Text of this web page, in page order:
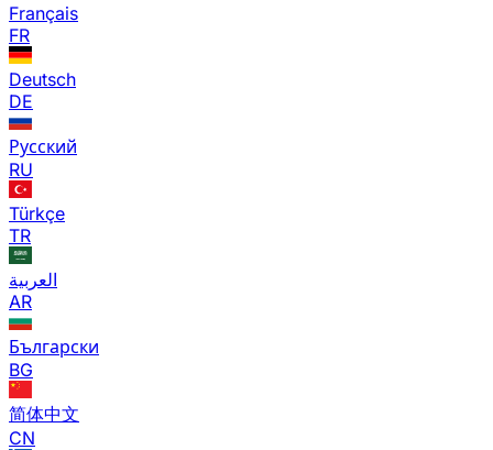
Français
FR
Deutsch
DE
Русский
RU
Türkçe
TR
العربية
AR
Български
BG
简体中文
CN